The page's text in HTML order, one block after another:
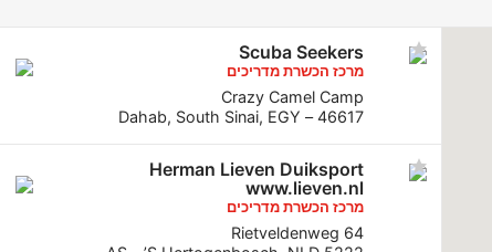
Scuba Seekers
מרכז הכשרת מדריכים
Crazy Camel Camp
46617 – Dahab, South Sinai, EGY
Herman Lieven Duiksport
www.lieven.nl
מרכז הכשרת מדריכים
Rietveldenweg 64